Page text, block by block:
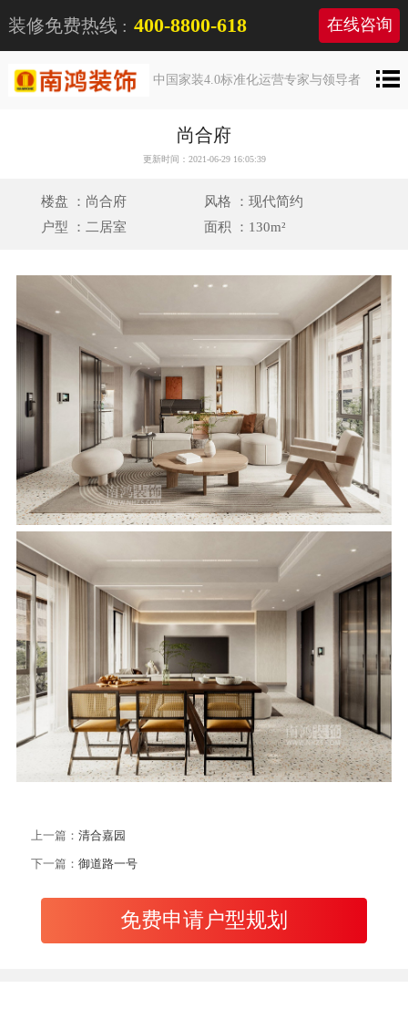
装修免费热线 : 400-8800-618 在线咨询
中国家装4.0标准化运营专家与领导者
尚合府
更新时间：2021-06-29 16:05:39
楼盘 ：尚合府
风格 ：现代简约
户型 ：二居室
面积 ：130m²
上一篇： 清合嘉园
下一篇： 御道路一号
免费申请户型规划